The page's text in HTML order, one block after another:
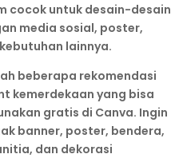
cocok untuk desain-desain
media sosial, poster,
lainnya.
beberapa rekomendasi
kemerdekaan yang bisa
gratis di Canva. Ingin
banner, poster, bendera,
dan dekorasi